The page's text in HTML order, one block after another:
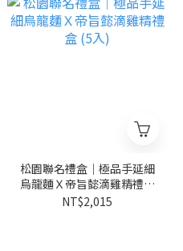
松園聯名禮盒｜極品手延細
烏龍麵Ｘ帝旨懿滴雞精禮盒
(5入)
NT$2,015